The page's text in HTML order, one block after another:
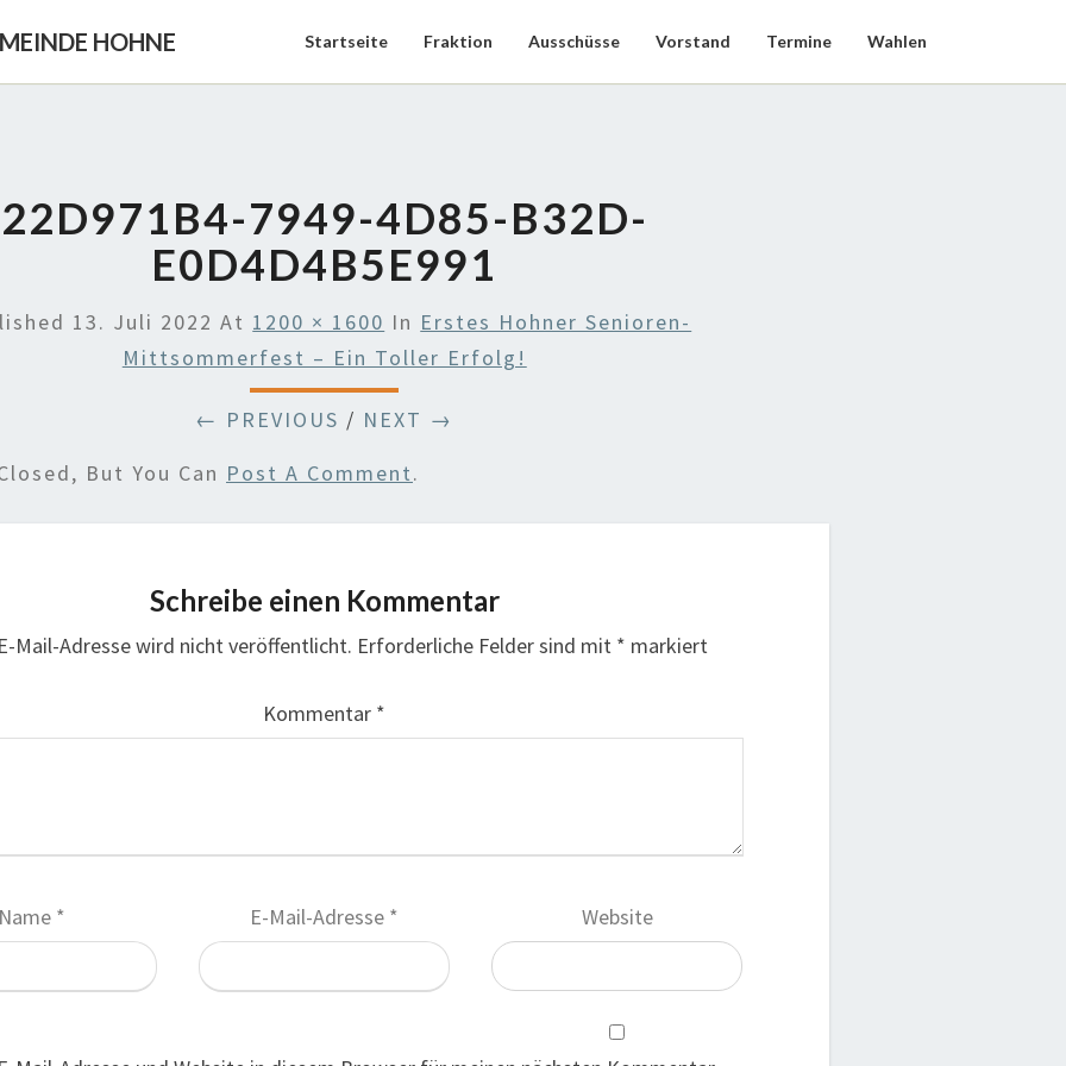
HOHNE Startseite Fraktion Ausschüsse Vorstand Termine Wahlen
22D971B4-7949-4D85-B32D-
E0D4D4B5E991
13. Juli 2022 At 1200 × 1600 In Erstes Hohner Senioren-
Mittsommerfest – Ein Toller Erfolg!
← PREVIOUS / NEXT →
But You Can Post A Comment.
Schreibe einen Kommentar
Mail-Adresse wird nicht veröffentlicht. Erforderliche Felder sind mit * markiert
Kommentar *
Name * E-Mail-Adresse * Website